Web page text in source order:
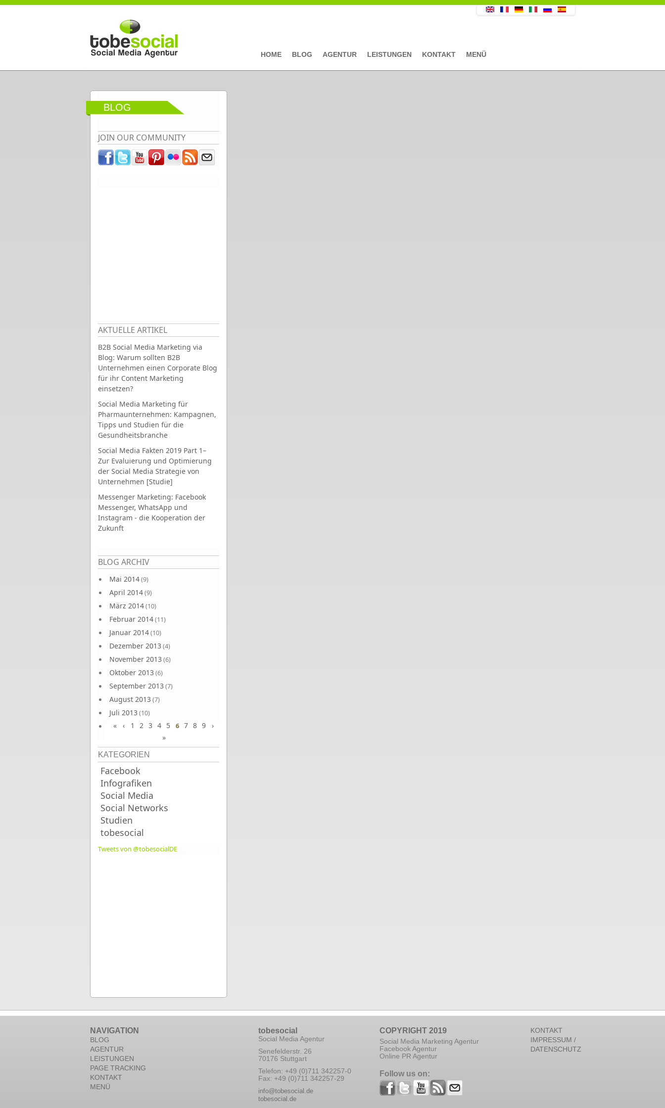
Direkt zum Inhalt
HOME BLOG AGENTUR LEISTUNGEN KONTAKT MENÜ
BLOG
JOIN OUR COMMUNITY
AKTUELLE ARTIKEL
B2B Social Media Marketing via
Blog: Warum sollten B2B
Unternehmen einen Corporate Blog
für ihr Content Marketing
einsetzen?
Social Media Marketing für
Pharmaunternehmen: Kampagnen,
Tipps und Studien für die
Gesundheitsbranche
Social Media Fakten 2019 Part 1–
Zur Evaluierung und Optimierung
der Social Media Strategie von
Unternehmen [Studie]
Messenger Marketing: Facebook
Messenger, WhatsApp und
Instagram - die Kooperation der
Zukunft
BLOG ARCHIV
Mai 2014(9)
April 2014(9)
März 2014(10)
Februar 2014(11)
Januar 2014(10)
Dezember 2013 (4)
November 2013 (6)
Oktober 2013 (6)
September 2013 (7)
August 2013 (7)
Juli 2013 (10)
Juni 2013(10)
Seiten
« ‹ 1 2 3 4 5 6 7 8 9
›
»
KATEGORIEN
Facebook
Infografiken
Social Media
Social Networks
Studien
tobesocial
Tweets von @tobesocialDE
NAVIGATION
BLOG
AGENTUR
LEISTUNGEN
PAGE TRACKING
KONTAKT
MENÜ
tobesocial
Social Media Agentur
Senefelderstr. 26
70176 Stuttgart
Telefon: +49 (0)711 342257-0
Fax: +49 (0)711 342257-29
info@tobesocial.de
tobesocial.de
COPYRIGHT 2019
Social Media Marketing Agentur
Facebook Agentur
Online PR Agentur
Follow us on:
KONTAKT
IMPRESSUM /
DATENSCHUTZ